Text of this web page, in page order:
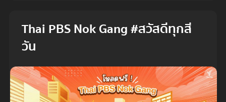
Thai PBS Nok Gang #สวัสดีทุกสี
วัน